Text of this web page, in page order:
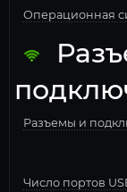
Операционная
Разъемы и
Число портов